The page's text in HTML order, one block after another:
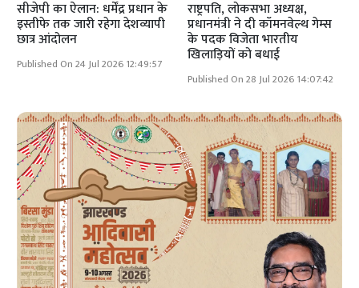
सीजेपी का ऐलान: धर्मेंद्र प्रधान के
इस्तीफे तक जारी रहेगा देशव्यापी
छात्र आंदोलन
Published On 24 Jul 2026 12:49:57
राष्ट्रपति, लोकसभा अध्यक्ष,
प्रधानमंत्री ने दी कॉमनवेल्थ गेम्स
के पदक विजेता भारतीय
खिलाड़ियों को बधाई
Published On 28 Jul 2026 14:07:42